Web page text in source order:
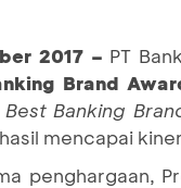
2017 – PT
Brand
Best Banking
mencapai
penghargaan,